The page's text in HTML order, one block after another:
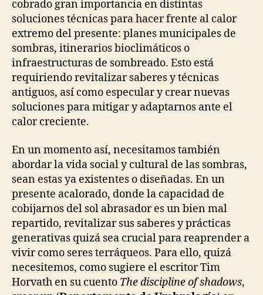
cobrado gran importancia en distintas
soluciones técnicas para hacer frente al calor
extremo del presente: planes municipales de
sombras, itinerarios bioclimáticos o
infraestructuras de sombreado. Esto está
requiriendo revitalizar saberes y técnicas
antiguos, así como especular y crear nuevas
soluciones para mitigar y adaptarnos ante el
calor creciente.
En un momento así, necesitamos también
abordar la vida social y cultural de las sombras,
sean estas ya existentes o diseñadas. En un
presente acalorado, donde la capacidad de
cobijarnos del sol abrasador es un bien mal
repartido, revitalizar sus saberes y prácticas
generativas quizá sea crucial para reaprender a
vivir como seres terráqueos. Para ello, quizá
necesitemos, como sugiere el escritor Tim
Horvath en su cuento The discipline of shadows,